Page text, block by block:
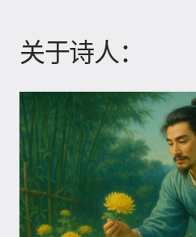
关于诗人：